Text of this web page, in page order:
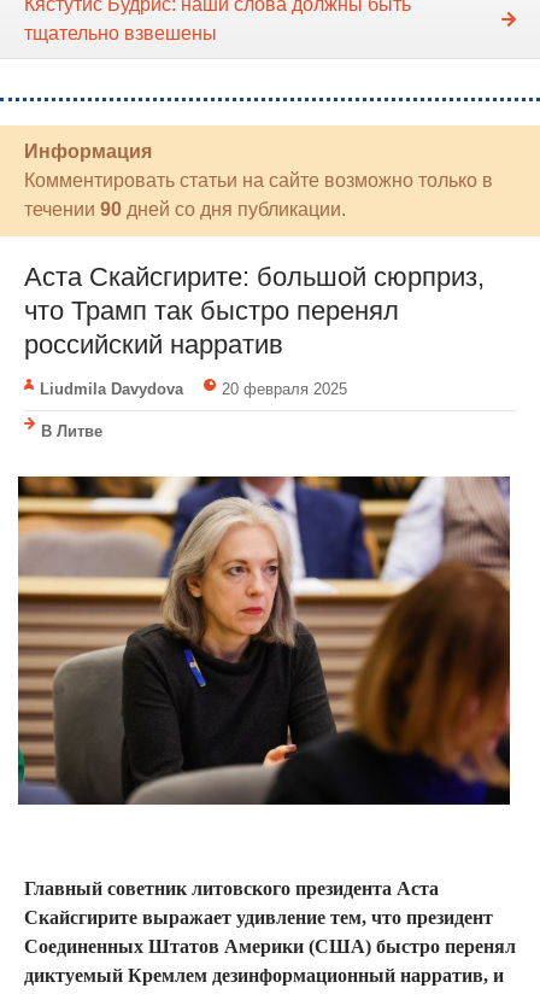
Кястутис Будрис: наши слова должны быть
тщательно взвешены
Информация
Комментировать статьи на сайте возможно только в
течении 90 дней со дня публикации.
Аста Скайсгирите: большой сюрприз,
что Трамп так быстро перенял
российский нарратив
Liudmila Davydova 20 февраля 2025
В Литве
Главный советник литовского президента Аста
Скайсгирите выражает удивление тем, что президент
Соединенных Штатов Америки (США) быстро перенял
диктуемый Кремлем дезинформационный нарратив, и